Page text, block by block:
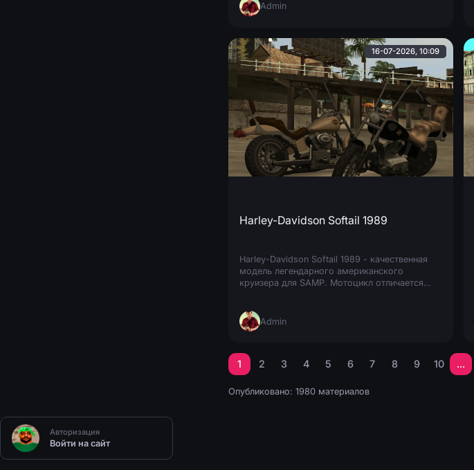
Авторизация
Войти на сайт
Admin
16-07-2026, 10:09
Harley-Davidson Softail 1989
Harley-Davidson Softail 1989 - качественная
модель легендарного американского
круизера для SAMP. Мотоцикл отличается
Admin
1 2 3 4 5 6 7 8 9 10 ...
Опубликовано: 1980 материалов